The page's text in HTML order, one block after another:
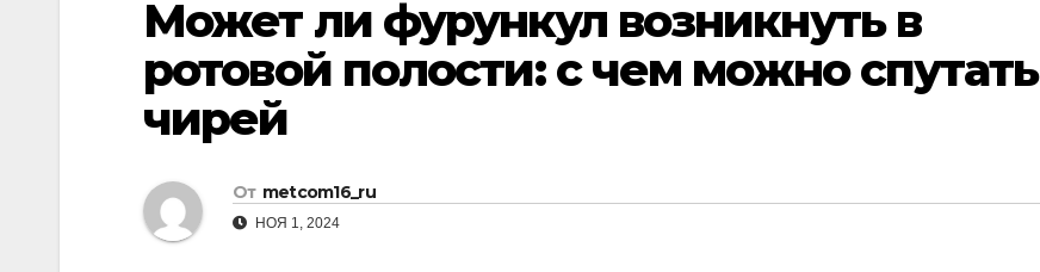
Может ли фурункул возникнуть в
ротовой полости: с чем можно спутать
чирей
От metcom16_ru
НОЯ 1, 2024